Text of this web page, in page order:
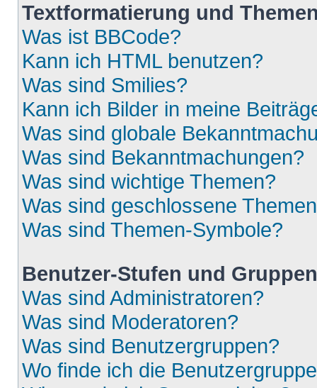
Textformatierung und
Was ist BBCode?
Kann ich HTML benutzen?
Was sind Smilies?
Kann ich Bilder in meine
Was sind globale
Was sind Bekanntmachungen?
Was sind wichtige Themen?
Was sind geschlossene
Was sind Themen-Symbole?
Benutzer-Stufen und Gruppen
Was sind Administratoren?
Was sind Moderatoren?
Was sind Benutzergruppen?
Wo finde ich die